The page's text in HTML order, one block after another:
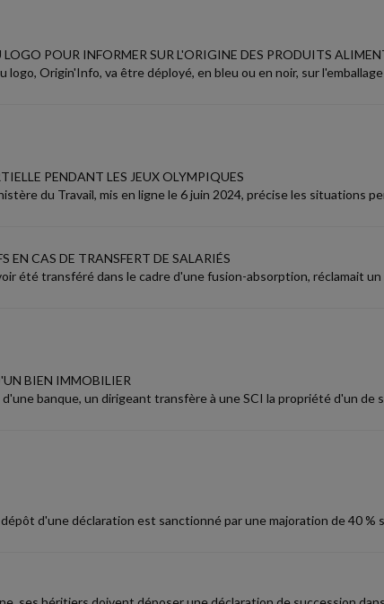
POUR INFORMER SUR L'ORIGINE DES PRODUITS
logo, Origin'Info, va être déployé, en bleu ou en noir, sur
PENDANT LES JEUX OLYMPIQUES
du Travail, mis en ligne le 6 juin 2024, précise les situations
EN CAS DE TRANSFERT DE SALARIÉS
été transféré dans le cadre d'une fusion-absorption, réclamait
BIEN IMMOBILIER
banque, un dirigeant transfère à une SCI la propriété d'un de
d'une déclaration est sanctionné par une majoration de 40 %